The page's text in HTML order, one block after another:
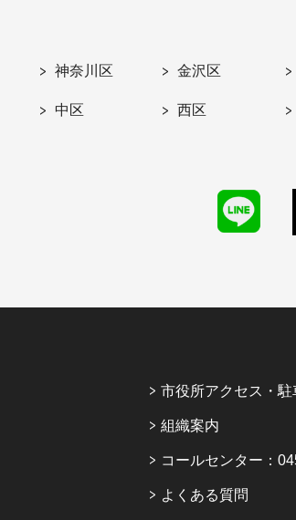
神奈川区 金沢区
中区 西区
市役所アクセス・駐
組織案内
コールセンター：
よくある質問